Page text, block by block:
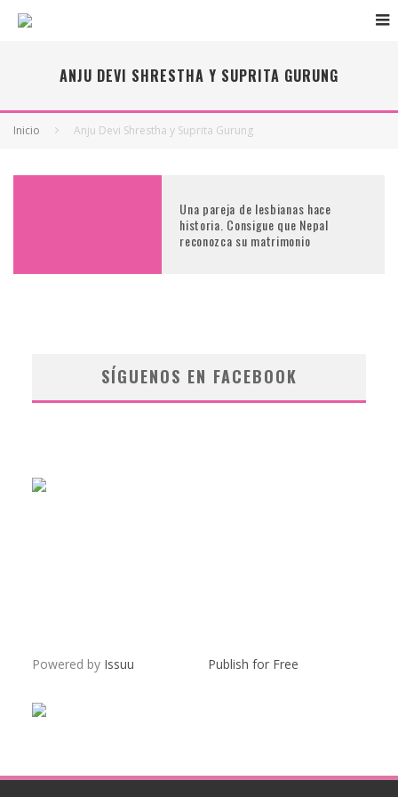
ANJU DEVI SHRESTHA Y SUPRITA GURUNG
Inicio Anju Devi Shrestha y Suprita Gurung
Una pareja de lesbianas hace
historia. Consigue que Nepal
reconozca su matrimonio
SÍGUENOS EN FACEBOOK
Powered by Issuu Publish for Free